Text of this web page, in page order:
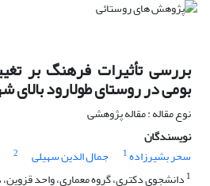
بررسی تأثیرات فرهنگ بر
بومی در روستای طولارود
نوع مقاله : مقاله پژوهشی
نویسندگان
سحر بشیرزاده1 جمال الدین سهیلی 2
1 دانشجوی دکتری، گروه معماری، واحد قزوین،